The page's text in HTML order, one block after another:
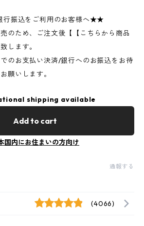
振込をご利用のお客様へ★★
のため、ご注文後【【こちらから商品
します。
のお支払い決済/銀行へのお振込をお待
願いします。
shipping available
Add to cart
国内にお住まいの方向け
通報する
(4066)